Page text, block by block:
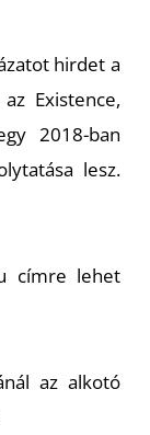
hirdet a
Existence,
2018-ban
lesz.
címre lehet
az alkotó